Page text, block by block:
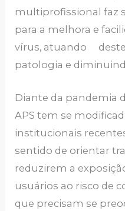
multiprofissional faz
para a melhora e
vírus, atuando
patologia e
Diante da pandemia
APS tem se
institucionais
sentido de orientar
reduzirem a
usuários ao risco de
que precisam se